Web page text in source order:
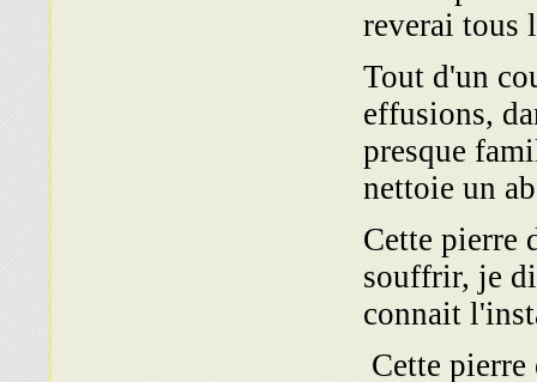
reverai tous
Tout d'un
effusions,
presque
nettoie un
Cette pierre
souffrir, je
connait
Cette pierre